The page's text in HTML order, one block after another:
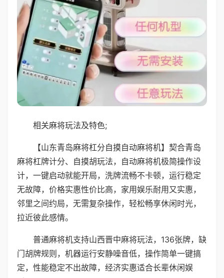
相关麻将玩法及特色;
【山东青岛麻将杠分自摸自动麻将机】契合青岛
麻将杠牌计分、自摸胡玩法，自动麻将机极简操作设
计，一键启动就能开局，洗牌流畅不卡顿，运行稳定
无故障，价格实惠性价比高，家用娱乐耐用又实惠，
邻里之间约局，无需复杂操作，轻松畅享休闲时光，
拉近彼此感情。
普通麻将机支持山西晋中麻将玩法，136张牌，缺
门胡牌规则，机器运行安静噪音低，操作简单一键搞
定，性能稳定不出故障，经济实惠适合长辈休闲娱